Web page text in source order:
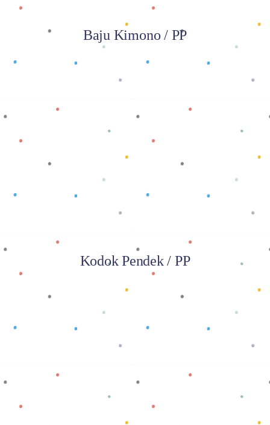
Baju Kimono / PP
Kodok Pendek / PP